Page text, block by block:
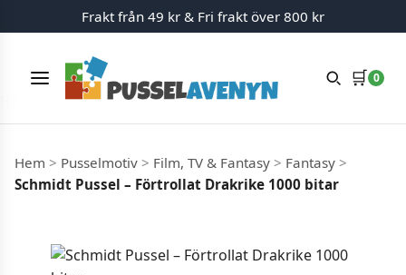
Hoppa till innehåll
Frakt från 49 kr & Fri frakt över 800 kr
Meny 🛒 0
Hem > Pusselmotiv > Film, TV & Fantasy > Fantasy >
Schmidt Pussel – Förtrollat ​​Drakrike 1000 bitar